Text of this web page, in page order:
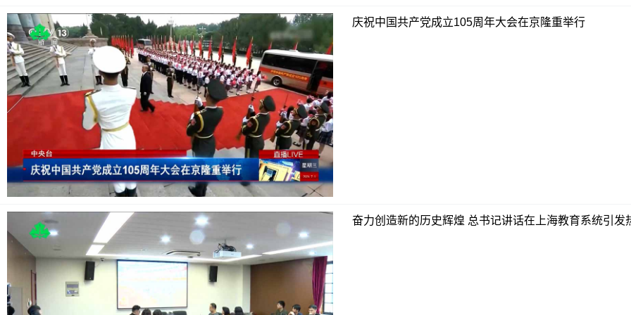
庆祝中国共产党成立105周年大会在京隆重举行
奋力创造新的历史辉煌 总书记讲话在上海教育系统引发